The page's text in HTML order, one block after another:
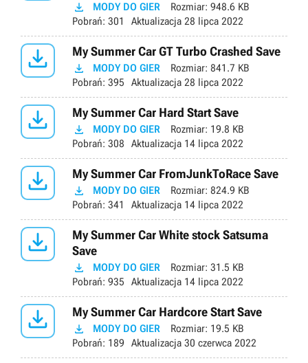
 MODY DO GIER Rozmiar: 948.6 KB
Pobrań: 301 Aktualizacja 28 lipca 2022
 My Summer Car GT Turbo Crashed Save
 MODY DO GIER Rozmiar: 841.7 KB
Pobrań: 395 Aktualizacja 28 lipca 2022
 My Summer Car Hard Start Save
 MODY DO GIER Rozmiar: 19.8 KB
Pobrań: 308 Aktualizacja 14 lipca 2022
 My Summer Car FromJunkToRace Save
 MODY DO GIER Rozmiar: 824.9 KB
Pobrań: 341 Aktualizacja 14 lipca 2022

My Summer Car White stock Satsuma
Save
 MODY DO GIER Rozmiar: 31.5 KB
Pobrań: 935 Aktualizacja 14 lipca 2022
 My Summer Car Hardcore Start Save
 MODY DO GIER Rozmiar: 19.5 KB
Pobrań: 189 Aktualizacja 30 czerwca 2022